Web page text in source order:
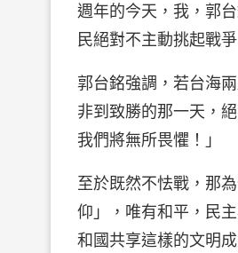
週年的今天，我，郭
民絕對不主動挑起戰
郭台銘強調，若台海
非到致勝的那一天，
我們將無所畏懼！」
至於既然不怯戰，那
仰」，唯有和平，民
和國共享這樣的文明